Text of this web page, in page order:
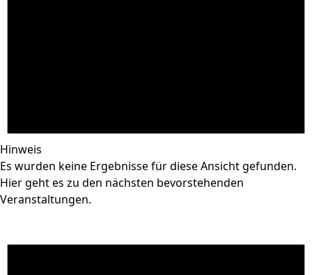
Hinweis
Es wurden keine Ergebnisse für diese Ansicht gefunden.
Hier geht es zu den nächsten bevorstehenden
Veranstaltungen.